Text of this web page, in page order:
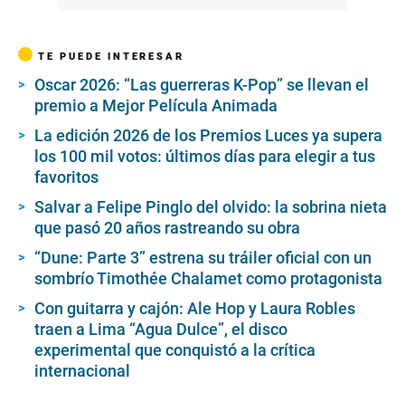
TE PUEDE INTERESAR
Oscar 2026: “Las guerreras K-Pop” se llevan el
premio a Mejor Película Animada
La edición 2026 de los Premios Luces ya supera
los 100 mil votos: últimos días para elegir a tus
favoritos
Salvar a Felipe Pinglo del olvido: la sobrina nieta
que pasó 20 años rastreando su obra
“Dune: Parte 3” estrena su tráiler oficial con un
sombrío Timothée Chalamet como protagonista
Con guitarra y cajón: Ale Hop y Laura Robles
traen a Lima “Agua Dulce”, el disco
experimental que conquistó a la crítica
internacional